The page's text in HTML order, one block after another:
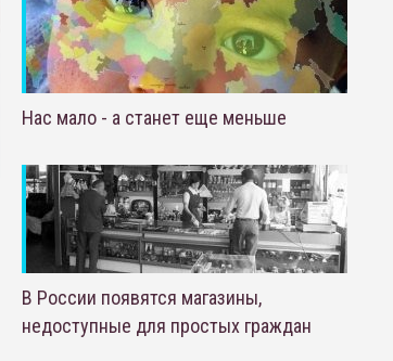
Нас мало - а станет еще меньше
В России появятся магазины,
недоступные для простых граждан